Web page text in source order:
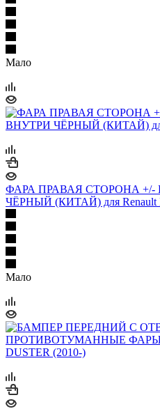
Мало
ФАРА ПРАВАЯ СТОРОНА
ЧЁРНЫЙ (КИТАЙ) для Renault
Мало